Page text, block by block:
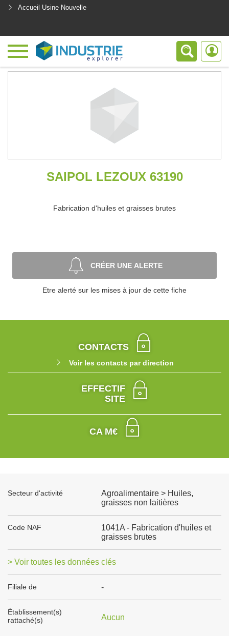
Accueil Usine Nouvelle
SAIPOL LEZOUX 63190
Fabrication d'huiles et graisses brutes
CRÉER UNE ALERTE
Etre alerté sur les mises à jour de cette fiche
CONTACTS
Voir les contacts par direction
EFFECTIF
SITE
CA M€
Secteur d'activité
Agroalimentaire > Huiles,
graisses non laitières
Code NAF
1041A - Fabrication d'huiles et
graisses brutes
> Voir toutes les données clés
Filiale de -
Établissement(s)
rattaché(s)
Aucun